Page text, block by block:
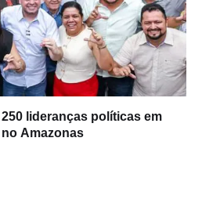
lideranças políticas em
Amazonas